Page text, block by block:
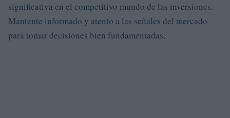
significativa en el competitivo mundo de las inversiones.
Mantente informado y atento a las señales del mercado
para tomar decisiones bien fundamentadas.